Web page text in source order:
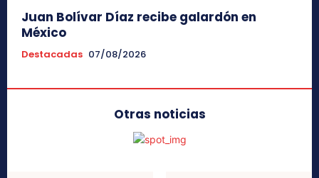
Juan Bolívar Díaz recibe galardón en
México
Destacadas 07/08/2026
Otras noticias